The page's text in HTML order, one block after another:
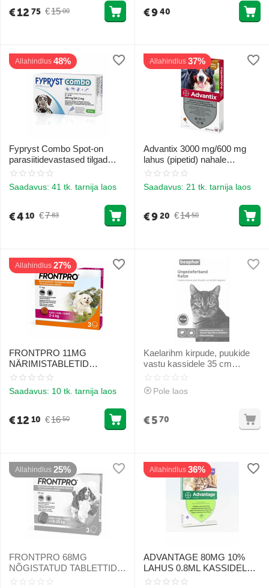
€15 00
€12 75 €940
Allahindlus 48%
Fypryst Combo Spot-on
parasiitidevastased tilgad
(pipetid) koertele 20-40 kg
Saadavus: 41 tk. tarnija laos
€7 83
€410
Allahindlus 37%
Advantix 3000 mg/600 mg
lahus (pipetid) nahale
tilgutamiseks koertele 40-60
Saadavus: 21 tk. tarnija laos
€14 50
€920
Allahindlus 27%
FRONTPRO 11MG
NÄRIMISTABLETID
KOERTELE (2-4KG) S N1 (1
vastu närimistabletid
Saadavus: 10 tk. tarnija laos
€16 50
€12 10
Kaelarihm kirpude, puukide
vastu kassidele 35 cm
Pole laos
€570
Allahindlus 25%
FRONTPRO 68MG
NÕGISTATUD TABLETTID
Allahindlus 36%
ADVANTAGE 80MG 10%
LAHUS 0.8ML KASSIDELE
ÜLE 4KG N1